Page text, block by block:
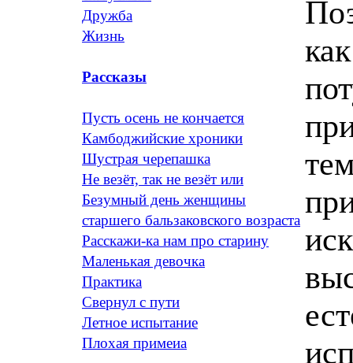
Дружба
Жизнь
Рассказы
Пусть осень не кончается
Камбоджийские хроники
Шустрая черепашка
Не везёт, так не везёт или
Безумный день женщины
старшего бальзаковского возраста
Расскажи-ка нам про старину
Маленькая девочка
Практика
Свернул с пути
Летное испытание
Плохая примеиа